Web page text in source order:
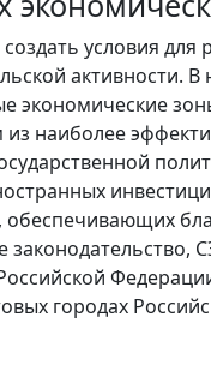
условия для
активности. В
экономические
наиболее
обеспечивающих
законодательство,
городах